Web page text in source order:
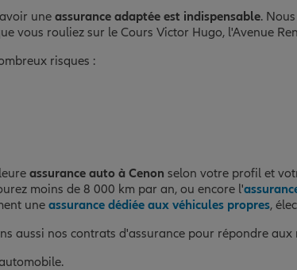
une assurance adaptée est indispensable.
vous rouliez sur le Cours Victor Hugo, l'Avenue
risques :
assurance auto à Cenon selon votre profil et
moins de 8 000 km par an, ou encore l'
une assurance dédiée aux véhicules propres,
aussi nos contrats d'assurance pour répondre